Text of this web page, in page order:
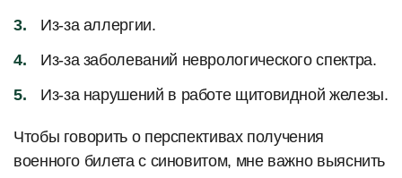
Из-за аллергии.
Из-за заболеваний неврологического спектра.
Из-за нарушений в работе щитовидной железы.
Чтобы говорить о перспективах получения
военного билета с синовитом, мне важно выяснить